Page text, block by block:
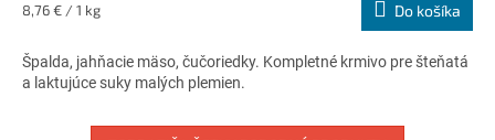
5,0
5
hviezdičiek.
Jednotková
8,76 € / 1 kg Do košíka
Špalda, jahňacie mäso, čučoriedky. Kompletné krmivo pre šteňatá
a laktujúce suky malých plemien.